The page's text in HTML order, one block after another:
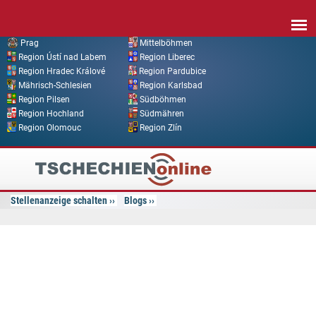
Prag
Mittelböhmen
Region Ústí nad Labem
Region Liberec
Region Hradec Králové
Region Pardubice
Mährisch-Schlesien
Region Karlsbad
Region Pilsen
Südböhmen
Region Hochland
Südmähren
Region Olomouc
Region Zlín
Tschechien
Online
Stellenanzeige schalten Blogs